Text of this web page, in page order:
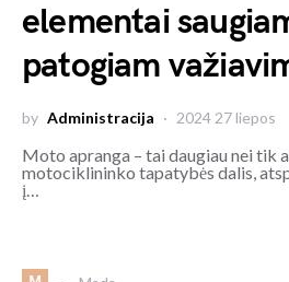
elementai
patogiam
by Administracija 2024 27 liepos
Moto apranga – tai daugiau nei tik
motociklininko tapatybės dalis,
į…